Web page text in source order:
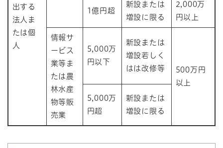
出する
法人ま
たは個
人
1億円超
新設または
増設に限る
2,000万
円以上
情報サ
ービス
業等ま
たは農
林水産
物等販
売業
5,000万
円以下
新設または
増設若しく
はは改修等
500万円
以上
5,000万
円超
新設または
増設に限る